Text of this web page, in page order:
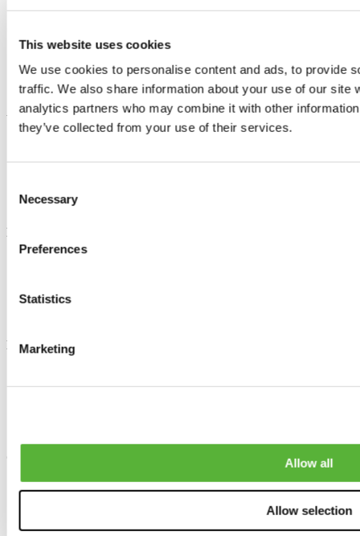
This website uses cookies
We use cookies to personalise content and ads, to provide
traffic. We also share information about your use of our site
analytics partners who may combine it with other
they’ve collected from your use of their services.
Selection
Necessary
Preferences
Statistics
Marketing
Allow all
Allow selection
Verzenden/Afhalen
Betaalmogelijkheden
Order status
Vragen/Problemen/Help
Voorwaarden
Privacy Policy
Copyright
Handige links
ECU en foutcode identificatie
Modelinformatie
Honda Civic
Over A4H-TECH
Wie zijn wij
Contact